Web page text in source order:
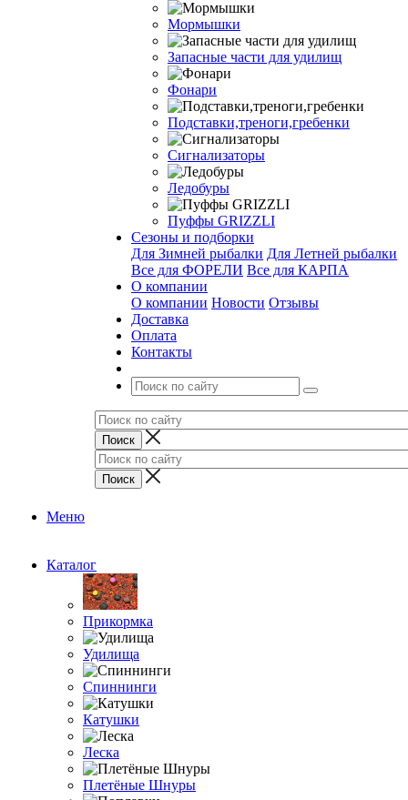
Мормышки
Запасные части для удилищ
Фонари
Подставки,треноги,гребенки
Сигнализаторы
Ледобуры
Пуффы GRIZZLI
Сезоны и подборки
Для Зимней рыбалки Для Летней рыбалки
Все для ФОРЕЛИ Все для КАРПА
О компании
О компании Новости Отзывы
Доставка
Оплата
Контакты
Меню
Каталог
Прикормка
Удилища
Спиннинги
Катушки
Леска
Плетёные Шнуры